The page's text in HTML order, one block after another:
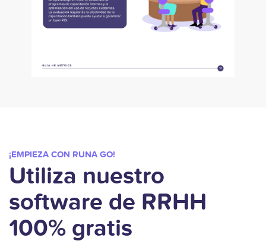
¡EMPIEZA CON RUNA GO!
Utiliza nuestro
software de RRHH
100% gratis